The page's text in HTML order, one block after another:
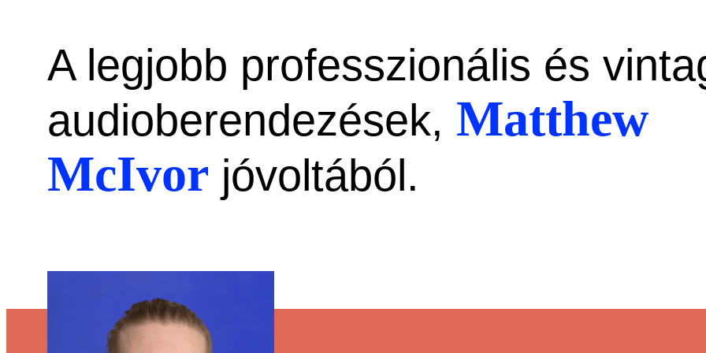
A legjobb professzionális és
audioberendezések, Matthew
McIvor jóvoltából.